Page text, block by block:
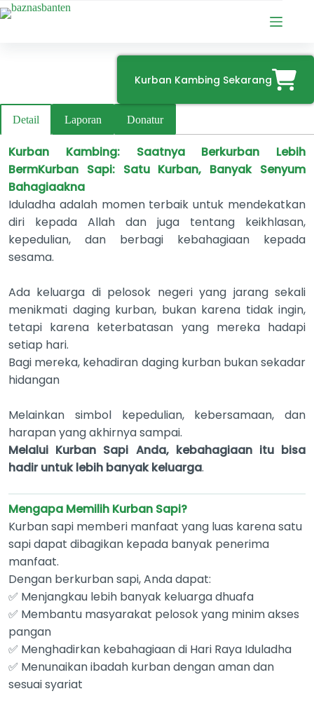
Skip
to
Kurban Kambing Sekarang
Detail Laporan Donatur
Kurban Kambing: Saatnya Berkurban Lebih
BermKurban Sapi: Satu Kurban, Banyak Senyum
Bahagiaakna
Iduladha adalah momen terbaik untuk mendekatkan
diri kepada Allah dan juga tentang keikhlasan,
kepedulian, dan berbagi kebahagiaan kepada
sesama.
Ada keluarga di pelosok negeri yang jarang sekali
menikmati daging kurban, bukan karena tidak ingin,
tetapi karena keterbatasan yang mereka hadapi
setiap hari.
Bagi mereka, kehadiran daging kurban bukan sekadar
hidangan
Melainkan simbol kepedulian, kebersamaan, dan
harapan yang akhirnya sampai.
Melalui Kurban Sapi Anda, kebahagiaan itu bisa
hadir untuk lebih banyak keluarga.
Mengapa Memilih Kurban Sapi?
Kurban sapi memberi manfaat yang luas karena satu
sapi dapat dibagikan kepada banyak penerima
manfaat.
Dengan berkurban sapi, Anda dapat:
✅ Menjangkau lebih banyak keluarga dhuafa
✅ Membantu masyarakat pelosok yang minim akses
pangan
✅ Menghadirkan kebahagiaan di Hari Raya Iduladha
✅ Menunaikan ibadah kurban dengan aman dan
sesuai syariat